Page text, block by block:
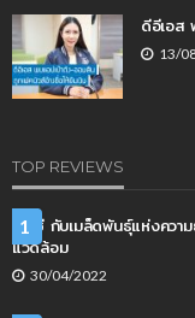
ดีอีเอส
13/
TOP REVIEWS
1
เคทีซี กับเมล็ดพันธุ์แห่งคว
แวดล้อม
30/04/2022